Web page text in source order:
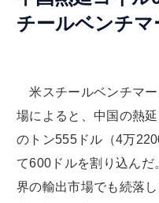
チールベンチマ
米スチールベンチマ
場によると、中国の熱
のトン555ドル（4万
て600ドルを割り込ん
界の輸出市場でも続落